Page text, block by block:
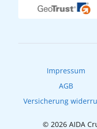
Newsletter
Impressum
AGB
Versicherung
© 2026 AIDA